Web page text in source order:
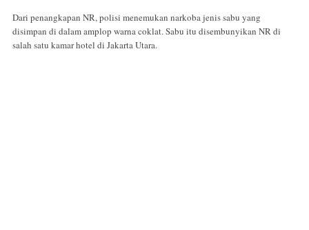
Dari penangkapan NR, polisi menemukan narkoba jenis sabu yang
disimpan di dalam amplop warna coklat. Sabu itu disembunyikan NR di
salah satu kamar hotel di Jakarta Utara.